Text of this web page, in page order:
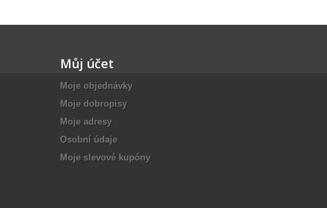
Můj účet
Moje objednávky
Moje dobropisy
Moje adresy
Osobní údaje
Moje slevové kupóny